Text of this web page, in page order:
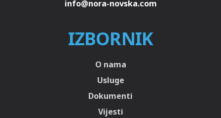
IZBORNIK
O nama
Usluge
Dokumenti
Vijesti